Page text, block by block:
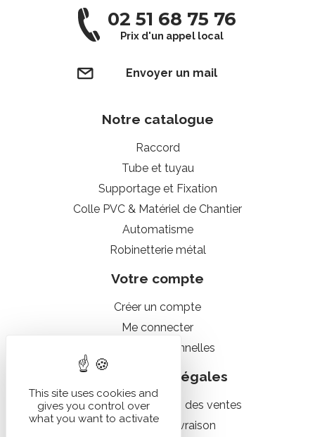
02 51 68 75 76
Prix d'un appel local
Envoyer un mail
Notre catalogue
Raccord
Tube et tuyau
Supportage et Fixation
Colle PVC & Matériel de Chantier
Automatisme
Robinetterie métal
Votre compte
Créer un compte
Me connecter
Données personnelles
Informations légales
Conditions générales des ventes
Conditions de livraison
This site uses cookies and
gives you control over
what you want to activate